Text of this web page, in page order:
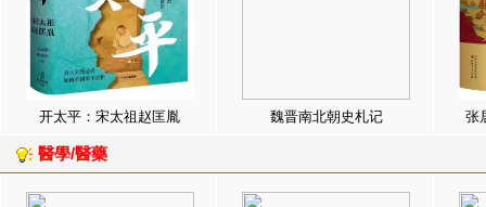
开太平：宋太祖赵匡胤 魏晋南北朝史札记 张
醫學/醫藥